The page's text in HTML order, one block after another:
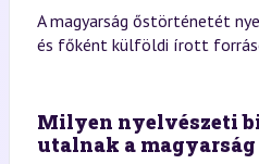
A magyarság őstörténetét
és főként külföldi írott
Milyen nyelvészeti
utalnak a magyarság